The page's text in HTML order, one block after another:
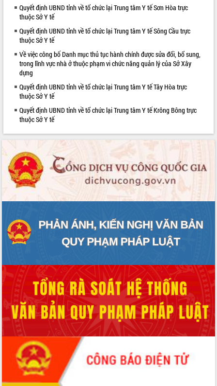
Lễ truy tặng danh hiệu “Bà Mẹ Việt
Nam Anh hùng” và trao Huân chương
Lao động
UBND tỉnh Đắk Lắk triển khai nhiệm
vụ 6 tháng cuối năm 2026
Kỳ họp thứ Hai, Hội đồng nhân dân
tỉnh khóa XI quyết nghị nhiều nội dung
Bí thư Tỉnh ủy Lương Nguyễn Minh
Triết thăm, tặng quà người có công với
cách mạng
Rà soát, hoàn thiện hệ thống thiết chế
văn hóa, thể thao đáp ứng yêu cầu
Thường trực HĐND tỉnh Đắk Lắk gặp
mặt Đoàn chuyên gia y tế TP. Hồ Chí
Minh
Lễ truy điệu và an táng hài cốt liệt sĩ
tại Nghĩa trang Liệt sĩ xã Sơn Hòa
xuất khẩu sầu riêng và triển khai quy
định EUDR
Thứ trưởng Bộ Nông nghiệp và Môi
trường Nguyễn Hoàng Hiệp khảo sát
sầu riêng tại Đắk Lắk
Trình diễn nghệ thuật chế biến các
món ăn từ sầu riêng
Đắk Lắk công bố Quy hoạch và xúc
tiến đầu tư tỉnh
Ngành cá ngừ Đắk Lắk chủ động thích
ứng để giữ vững thị trường xuất khẩu
Diễn đàn Kinh tế tư nhân Việt Nam đột
phá cơ chế - Hợp tác công tư
Đề án 06 tạo bước ngoặt đột phá trong
cải cách hành chính tỉnh Đắk Lắk
ALBUM ẢNH
LIÊN KẾT WEB
Quyết định UBND tỉnh về tổ chức lại Trung tâm Y tế Sơn Hòa trực
thuộc Sở Y tế
Quyết định UBND tỉnh về tổ chức lại Trung tâm Y tế Sông Cầu trực
thuộc Sở Y tế
Về việc công bố Danh mục thủ tục hành chính được sửa đổi, bổ sung,
trong lĩnh vực nhà ở thuộc phạm vi chức năng quản lý của Sở Xây
dựng
Quyết định UBND tỉnh về tổ chức lại Trung tâm Y tế Tây Hòa trực
thuộc Sở Y tế
Quyết định UBND tỉnh về tổ chức lại Trung tâm Y tế Krông Bông trực
thuộc Sở Y tế